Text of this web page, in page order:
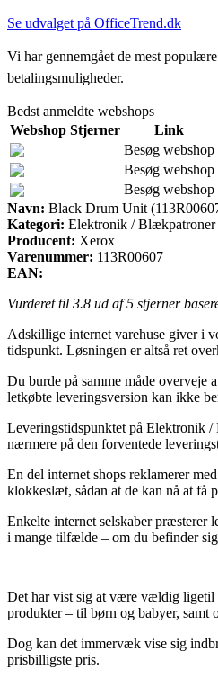
Se udvalget på OfficeTrend.dk
Vi har gennemgået de mest
betalingsmuligheder.
Bedst anmeldte webshops
Webshop Stjerner
Link
Besøg webshop
Besøg webshop
Besøg webshop
Navn: Black Drum Unit
Kategori: Elektronik / Blækpatroner
Producent: Xerox
Varenummer: 113R00607
EAN:
Vurderet til 3.8 ud af 5 stjerner
Adskillige internet varehuse giver i
tidspunkt. Løsningen er altså ret
Du burde på samme måde overveje
letkøbte leveringsversion kan ikke
Leveringstidspunktet på Elektronik
nærmere på den forventede
En del internet shops reklamerer
klokkeslæt, sådan at de kan nå at få
Enkelte internet selskaber præsterer
i mange tilfælde – om du befinder
Det har vist sig at være vældig ligetil
produkter – til børn og babyer, samt
Dog kan det immervæk vise sig
prisbilligste pris.